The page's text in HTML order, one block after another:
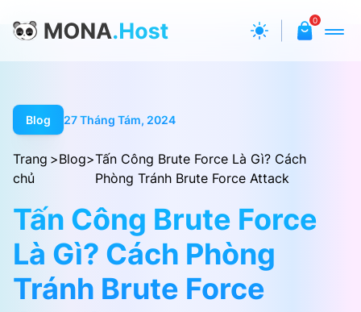
0
Blog 27 Tháng Tám, 2024
Trang
chủ
>Blog>Tấn Công Brute Force Là Gì? Cách
Phòng Tránh Brute Force Attack
Tấn Công Brute Force
Là Gì? Cách Phòng
Tránh Brute Force